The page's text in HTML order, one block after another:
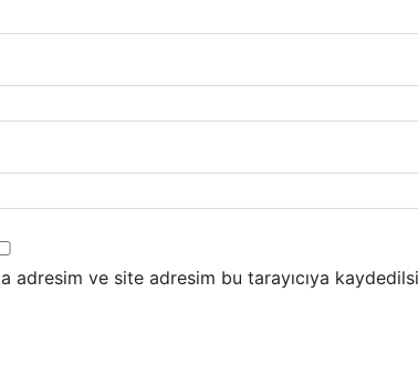
adresim ve site adresim bu tarayıcıya